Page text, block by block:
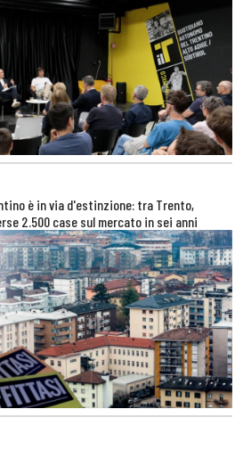
è in via d'estinzione: tra Trento,
2.500 case sul mercato in sei anni